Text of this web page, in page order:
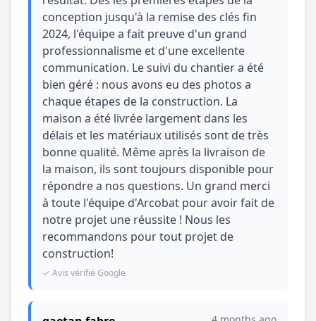
conception jusqu'à la remise des clés fin
2024, l'équipe a fait preuve d'un grand
professionnalisme et d'une excellente
communication. Le suivi du chantier a été
bien géré : nous avons eu des photos a
chaque étapes de la construction. La
maison a été livrée largement dans les
délais et les matériaux utilisés sont de très
bonne qualité. Même après la livraison de
la maison, ils sont toujours disponible pour
répondre a nos questions. Un grand merci
à toute l'équipe d'Arcobat pour avoir fait de
notre projet une réussite ! Nous les
recommandons pour tout projet de
construction!
✓ Avis vérifié Google